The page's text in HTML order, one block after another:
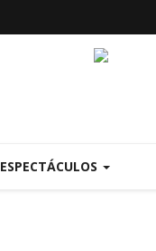
ESPECTÁCULOS